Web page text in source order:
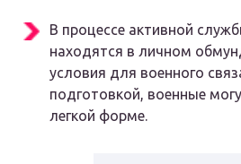
В процессе активной
находятся в личном
условия для военного
подготовкой, военные
легкой форме.